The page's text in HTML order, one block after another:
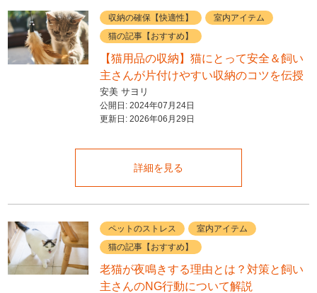
収納の確保【快適性】
室内アイテム
猫の記事【おすすめ】
【猫用品の収納】猫にとって安全＆飼い
主さんが片付けやすい収納のコツを伝授
安美 サヨリ
公開日: 2024年07月24日
更新日: 2026年06月29日
詳細を見る
ペットのストレス
室内アイテム
猫の記事【おすすめ】
老猫が夜鳴きする理由とは？対策と飼い
主さんのNG行動について解説